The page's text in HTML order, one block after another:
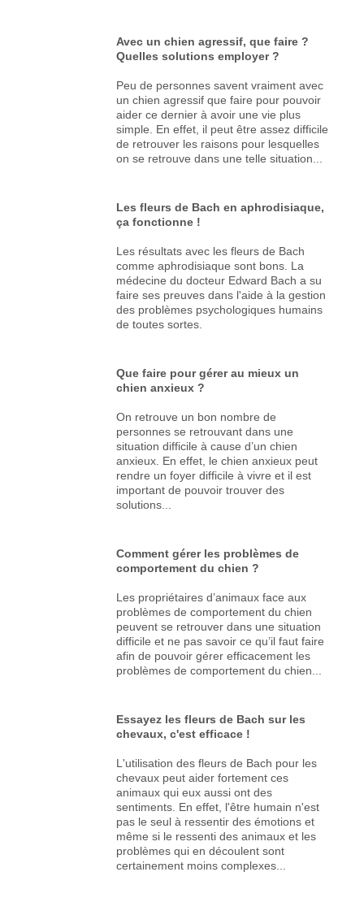
Avec un chien agressif, que faire ?
Quelles solutions employer ?
Peu de personnes savent vraiment avec
un chien agressif que faire pour pouvoir
aider ce dernier à avoir une vie plus
simple. En effet, il peut être assez difficile
de retrouver les raisons pour lesquelles
on se retrouve dans une telle situation...
Les fleurs de Bach en aphrodisiaque,
ça fonctionne !
Les résultats avec les fleurs de Bach
comme aphrodisiaque sont bons. La
médecine du docteur Edward Bach a su
faire ses preuves dans l'aide à la gestion
des problèmes psychologiques humains
de toutes sortes.
Que faire pour gérer au mieux un
chien anxieux ?
On retrouve un bon nombre de
personnes se retrouvant dans une
situation difficile à cause d’un chien
anxieux. En effet, le chien anxieux peut
rendre un foyer difficile à vivre et il est
important de pouvoir trouver des
solutions...
Comment gérer les problèmes de
comportement du chien ?
Les propriétaires d’animaux face aux
problèmes de comportement du chien
peuvent se retrouver dans une situation
difficile et ne pas savoir ce qu’il faut faire
afin de pouvoir gérer efficacement les
problèmes de comportement du chien...
Essayez les fleurs de Bach sur les
chevaux, c'est efficace !
L'utilisation des fleurs de Bach pour les
chevaux peut aider fortement ces
animaux qui eux aussi ont des
sentiments. En effet, l'être humain n'est
pas le seul à ressentir des émotions et
même si le ressenti des animaux et les
problèmes qui en découlent sont
certainement moins complexes...